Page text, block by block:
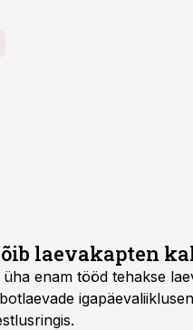
laevakapten
enam tööd tehakse